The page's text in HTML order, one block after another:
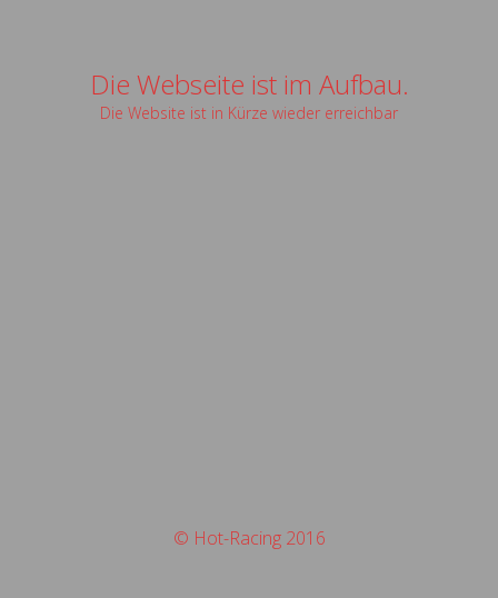
Die Webseite ist im Aufbau.
Die Website ist in Kürze wieder erreichbar
© Hot-Racing 2016